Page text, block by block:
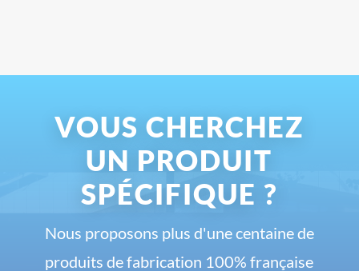
VOUS CHERCHEZ
UN PRODUIT
SPÉCIFIQUE ?
Nous proposons plus d'une centaine de
produits de fabrication 100% française